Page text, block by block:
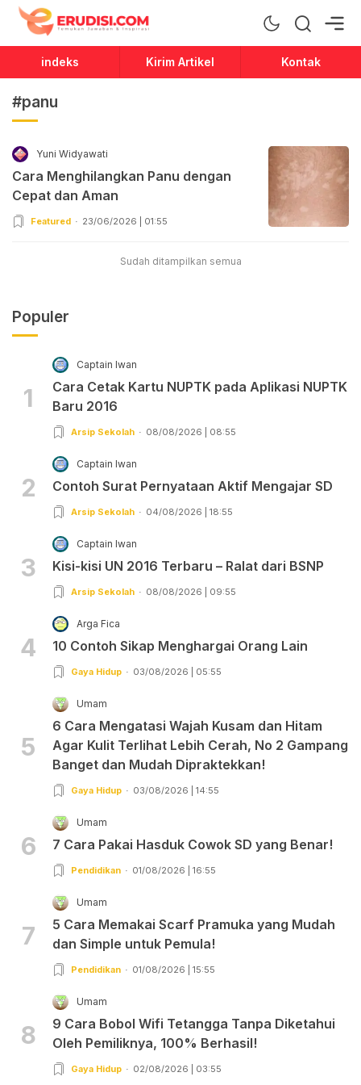
Erudisi
Temukan Jawaban dan Inspirasi
indeks Kirim Artikel Kontak
#panu
Yuni Widyawati
Cara Menghilangkan Panu dengan
Cepat dan Aman
Featured 23/06/2026 | 01:55
Sudah ditampilkan semua
Populer
1
Captain Iwan
Cara Cetak Kartu NUPTK pada Aplikasi NUPTK
Baru 2016
Arsip Sekolah 08/08/2026 | 08:55
2
Captain Iwan
Contoh Surat Pernyataan Aktif Mengajar SD
Arsip Sekolah 04/08/2026 | 18:55
3
Captain Iwan
Kisi-kisi UN 2016 Terbaru – Ralat dari BSNP
Arsip Sekolah 08/08/2026 | 09:55
4
Arga Fica
10 Contoh Sikap Menghargai Orang Lain
Gaya Hidup 03/08/2026 | 05:55
5
Umam
6 Cara Mengatasi Wajah Kusam dan Hitam
Agar Kulit Terlihat Lebih Cerah, No 2 Gampang
Banget dan Mudah Dipraktekkan!
Gaya Hidup 03/08/2026 | 14:55
6
Umam
7 Cara Pakai Hasduk Cowok SD yang Benar!
Pendidikan 01/08/2026 | 16:55
7
Umam
5 Cara Memakai Scarf Pramuka yang Mudah
dan Simple untuk Pemula!
Pendidikan 01/08/2026 | 15:55
8
Umam
9 Cara Bobol Wifi Tetangga Tanpa Diketahui
Oleh Pemiliknya, 100% Berhasil!
Gaya Hidup 02/08/2026 | 03:55